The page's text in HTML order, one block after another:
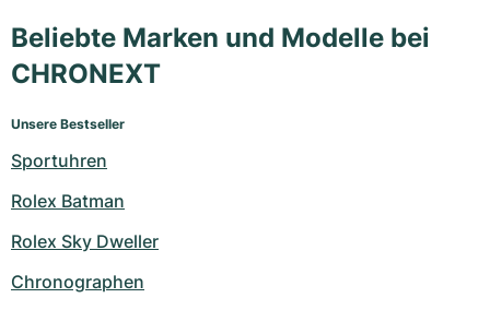
Beliebte Marken und Modelle bei
CHRONEXT
Unsere Bestseller
Sportuhren
Rolex Batman
Rolex Sky Dweller
Chronographen